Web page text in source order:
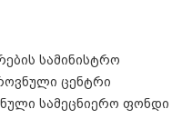
სამინისტრო
ცენტრი
სამეცნიერო ფონდი